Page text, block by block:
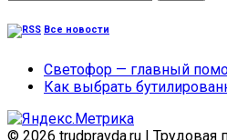
Все новости
Светофор — главный
Как выбрать
© 2026 trudpravda.ru Трудовая